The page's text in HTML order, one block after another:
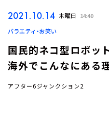
ログイン
2021.10.14 木曜日 14:40
バラエティ・お笑い
国民的ネコ型ロボッ
海外でこんなにある
アフター6ジャンクション2